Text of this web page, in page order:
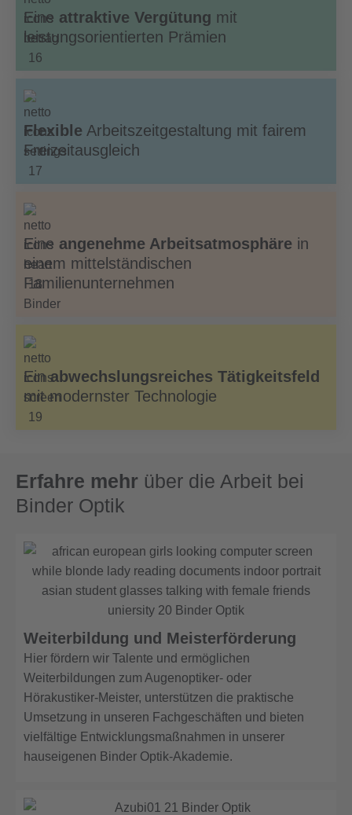
Eine attraktive Vergütung mit
leistungsorientierten Prämien
Flexible Arbeitszeitgestaltung mit fairem
Freizeitausgleich
Eine angenehme Arbeitsatmosphäre in
einem mittelständischen
Familienunternehmen
Einabwechslungsreiches Tätigkeitsfeld
mit modernster Technologie
Erfahre mehr über die Arbeit bei
Binder Optik
Weiterbildung und Meisterförderung
Hier fördern wir Talente und ermöglichen
Weiterbildungen zum Augenoptiker- oder
Hörakustiker-Meister, unterstützen die praktische
Umsetzung in unseren Fachgeschäften und bieten
vielfältige Entwicklungsmaßnahmen in unserer
hauseigenen Binder Optik-Akademie.